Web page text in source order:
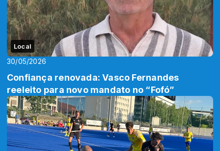
Local
30/05/2026
Confiança renovada: Vasco Fernandes
reeleito para novo mandato no “Fofó”